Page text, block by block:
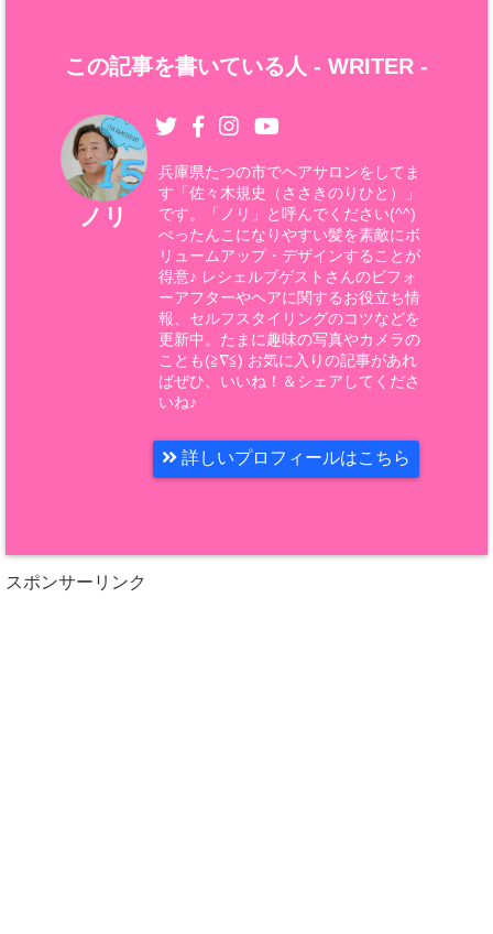
この記事を書いている人 - WRITER -
ノリ
兵庫県たつの市でヘアサロンをしてま
す「佐々木規史（ささきのりひと）」
です。「ノリ」と呼んでください(^^)
ぺったんこになりやすい髪を素敵にボ
リュームアップ・デザインすることが
得意♪ レシェルブゲストさんのビフォ
ーアフターやヘアに関するお役立ち情
報、セルフスタイリングのコツなどを
更新中。たまに趣味の写真やカメラの
ことも(≧∇≦) お気に入りの記事があれ
ばぜひ、いいね！＆シェアしてくださ
いね♪
詳しいプロフィールはこちら
スポンサーリンク